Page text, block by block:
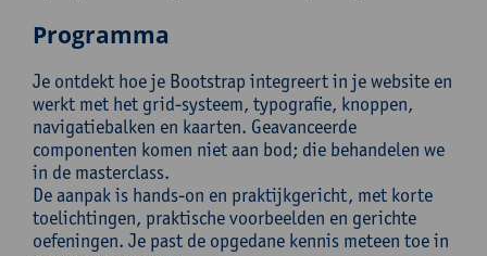
Programma
Je ontdekt hoe je Bootstrap integreert in je website en
werkt met het grid-systeem, typografie, knoppen,
navigatiebalken en kaarten. Geavanceerde
componenten komen niet aan bod; die behandelen we
in de masterclass.
De aanpak is hands-on en praktijkgericht, met korte
toelichtingen, praktische voorbeelden en gerichte
oefeningen. Je past de opgedane kennis meteen toe in